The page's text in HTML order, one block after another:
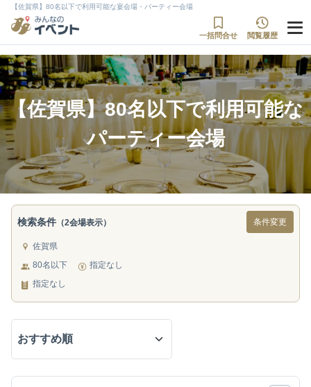
【佐賀県】80名以下で利用可能な宴会場・パーティー会場
一括問合せ 閲覧履歴
【佐賀県】80名以下で利用可能な
パーティー会場
検索条件 （2会場表示） 条件変更
佐賀県
80名以下
指定なし
指定なし